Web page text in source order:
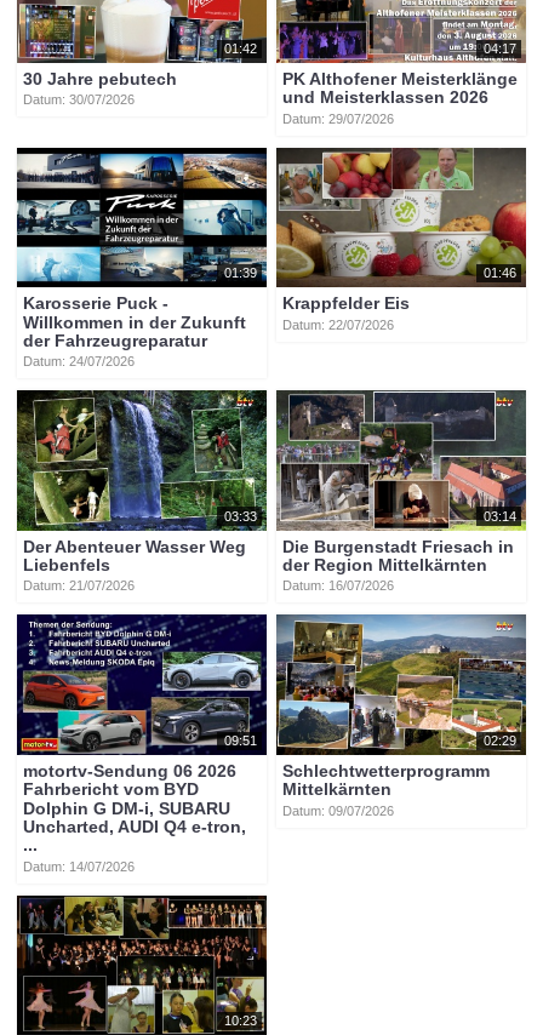
agv_frantschach
mgv_maria_rain
sankt_veit_an_der_glan
rathaus
01:42
30 Jahre pebutech
Datum: 30/07/2026
04:17
PK Althofener Meisterklänge
und Meisterklassen 2026
Datum: 29/07/2026
01:39
Karosserie Puck -
Willkommen in der Zukunft
der Fahrzeugreparatur
Datum: 24/07/2026
01:46
Krappfelder Eis
Datum: 22/07/2026
03:33
Der Abenteuer Wasser Weg
Liebenfels
Datum: 21/07/2026
03:14
Die Burgenstadt Friesach in
der Region Mittelkärnten
Datum: 16/07/2026
09:51
motortv-Sendung 06 2026
Fahrbericht vom BYD
Dolphin G DM-i, SUBARU
Uncharted, AUDI Q4 e-tron,
...
Datum: 14/07/2026
02:29
Schlechtwetterprogramm
Mittelkärnten
Datum: 09/07/2026
10:23